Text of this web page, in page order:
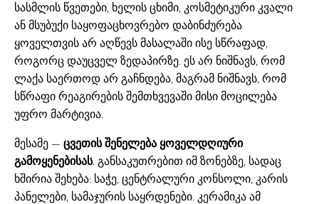
სასმლის წვეთები, ხელის ცხიმი, კოსმეტიკური კვალი
ან მსუბუქი საყოფაცხოვრებო დაბინძურება
ყოველთვის არ აღწევს მასალაში ისე სწრაფად,
როგორც დაუცველ ზედაპირზე. ეს არ ნიშნავს, რომ
ლაქა საერთოდ არ გაჩნდება, მაგრამ ნიშნავს, რომ
სწრაფი რეაგირების შემთხვევაში მისი მოცილება
უფრო მარტივია.
მესამე — ცვეთის შენელება ყოველდღიური
გამოყენებისას. განსაკუთრებით იმ ზონებზე, სადაც
ხშირია შეხება: საჭე, ცენტრალური კონსოლი, კარის
პანელები, სამაჯურის საყრდენები. კერამიკა ამ